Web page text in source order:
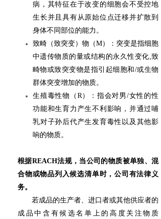
病，其特征在于改变的细胞会不受控地
生长并且具有从原始位点迁移并扩散到
身体不同部位的能力。
致畸（致突变）物（M）：突变是指细胞
中遗传物质的量或结构的永久性变化,致
畸物或致突变物是指引起细胞和/或生物
群体突变增加的物质。
生殖毒性物（R）：指会对男/女性的性
功能和生育力产生不利影响，并通过哺
乳对子孙后代产生发育毒性以及其他影
响的物质。
根据REACH法规，当公司的物质被单独、混
合物或物品列入候选清单时，公司有法律义
务。
若成品的生产者、进口者或其他供应者的
成品中含有候选名单上的高度关注物质